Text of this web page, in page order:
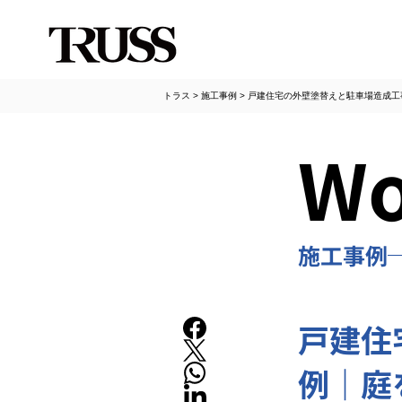
トラス > 施工事例 > 戸建住宅の外壁塗替えと駐車場造成
施工事例
戸建
例｜